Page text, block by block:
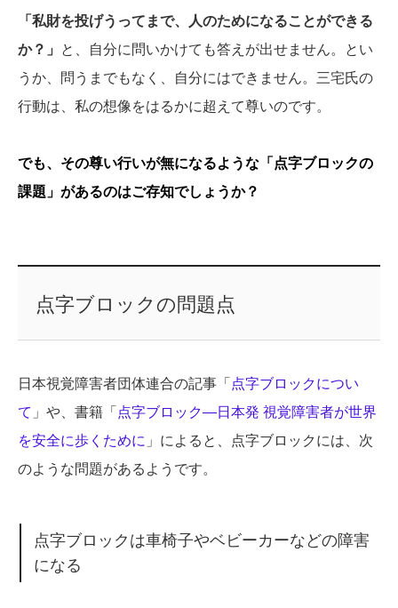
「私財を投げうってまで、人のためになることができる
か？」
と、自分に問いかけても答えが出せません。とい
うか、問うまでもなく、自分にはできません。三宅氏の
行動は、私の想像をはるかに超えて尊いのです。
でも、その尊い行いが無になるような「点字ブロックの
課題」があるのはご存知でしょうか？
点字ブロックの問題点
日本視覚障害者団体連合の記事「 点字ブロックについ
て 」や、書籍「 点字ブロック―日本発 視覚障害者が世界
を安全に歩くために 」によると、点字ブロックには、次
のような問題があるようです。
点字ブロックは車椅子やベビーカーなどの障害
になる